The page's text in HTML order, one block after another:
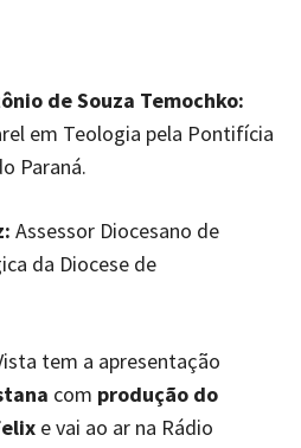
de Souza Temochko:
em Teologia pela Pontifícia
Paraná.
Assessor Diocesano de
da Diocese de
tem a apresentação
com produção do
e vai ao ar na Rádio